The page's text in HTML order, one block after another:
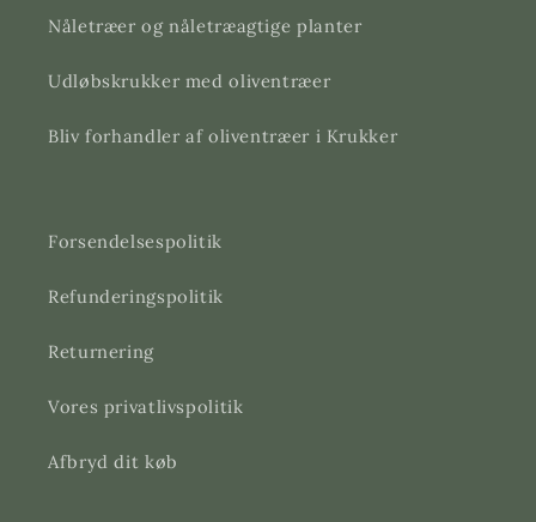
Nåletræer og nåletræagtige planter
Udløbskrukker med oliventræer
Bliv forhandler af oliventræer i Krukker
Forsendelsespolitik
Refunderingspolitik
Returnering
Vores privatlivspolitik
Afbryd dit køb